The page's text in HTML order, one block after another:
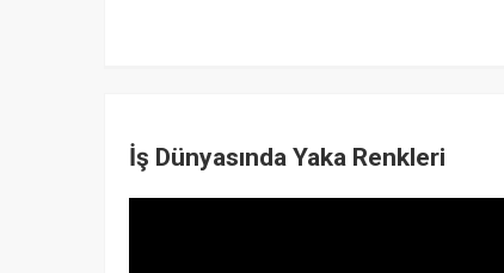
İş Dünyasında Yaka Renkleri